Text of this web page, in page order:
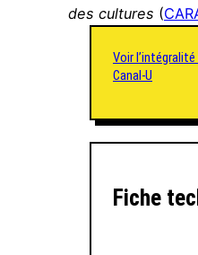
des cultures (
Voir
Canal-U
Fiche